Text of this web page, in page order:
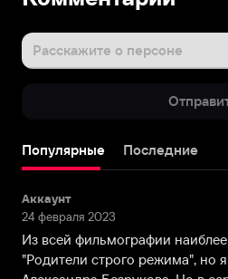
После
Александр
Безруков
Театра
на
Первый
персонаж,
представленный
Александром
Расскажите о персоне
Популярные Последние
Аккаунт
24 февраля 2023
Из всей фильмографии
"Родители строго режима", но